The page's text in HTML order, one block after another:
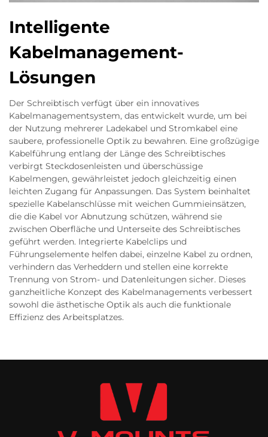
Intelligente
Kabelmanagement-
Lösungen
Der Schreibtisch verfügt über ein innovatives
Kabelmanagementsystem, das entwickelt wurde, um bei
der Nutzung mehrerer Ladekabel und Stromkabel eine
saubere, professionelle Optik zu bewahren. Eine großzügige
Kabelführung entlang der Länge des Schreibtisches
verbirgt Steckdosenleisten und überschüssige
Kabelmengen, gewährleistet jedoch gleichzeitig einen
leichten Zugang für Anpassungen. Das System beinhaltet
spezielle Kabelanschlüsse mit weichen Gummieinsätzen,
die die Kabel vor Abnutzung schützen, während sie
zwischen Oberfläche und Unterseite des Schreibtisches
geführt werden. Integrierte Kabelclips und
Führungselemente helfen dabei, einzelne Kabel zu ordnen,
verhindern das Verheddern und stellen eine korrekte
Trennung von Strom- und Datenleitungen sicher. Dieses
ganzheitliche Konzept des Kabelmanagements verbessert
sowohl die ästhetische Optik als auch die funktionale
Effizienz des Arbeitsplatzes.